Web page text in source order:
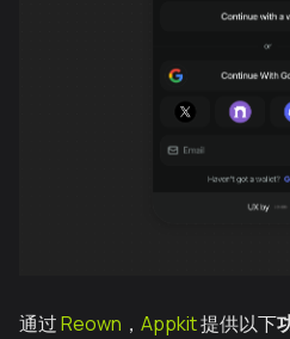
通过Reown ， Appkit提供以下